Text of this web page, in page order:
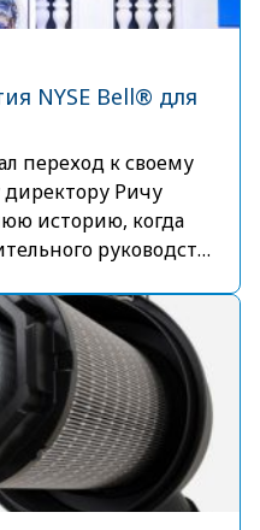
NYSE Bell® для
переход к своему
Ричу
историю, когда
руководства
года